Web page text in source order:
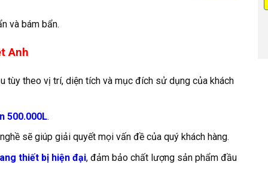
và bám bẩn.
Anh
tùy theo vị trí, diện tích và mục đích sử dụng của khách
500.000L.
sẽ giúp giải quyết mọi vấn đề của quý khách hàng.
thiết bị hiện đại, đảm bảo chất lượng sản phẩm đầu